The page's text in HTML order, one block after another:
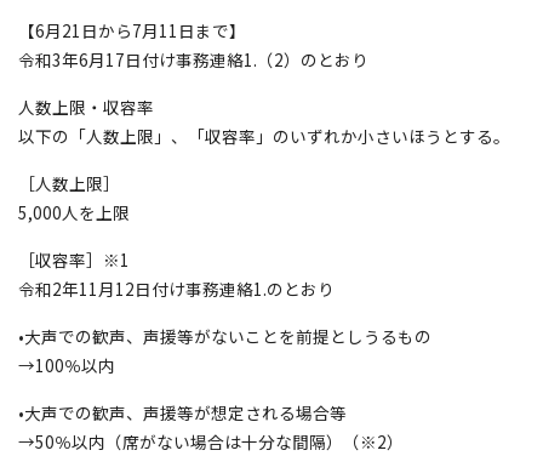
【6月21日から7月11日まで】
令和3年6月17日付け事務連絡1.（2）のとおり
人数上限・収容率
以下の「人数上限」、「収容率」のいずれか小さいほうとする。
［人数上限］
5,000人を上限
［収容率］※1
令和2年11月12日付け事務連絡1.のとおり
•大声での歓声、声援等がないことを前提としうるもの
→100％以内
•大声での歓声、声援等が想定される場合等
→50％以内（席がない場合は十分な間隔）（※2）